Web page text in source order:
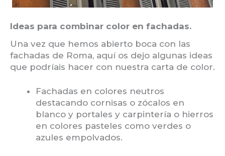
Ideas para combinar color en fachadas.
Una vez que hemos abierto boca con las
fachadas de Roma, aquí os dejo algunas ideas
que podríais hacer con nuestra carta de color.
Fachadas en colores neutros
destacando cornisas o zócalos en
blanco y portales y carpintería o hierros
en colores pasteles como verdes o
azules empolvados.